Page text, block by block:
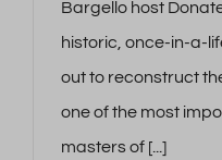
Bargello host
historic, once-in-a-
out to reconstruct
one of the most
masters of [...]